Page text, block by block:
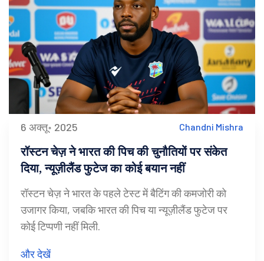
6 अक्तू॰ 2025 Chandni Mishra
रॉस्टन चेज़ ने भारत की पिच की चुनौतियों पर संकेत
दिया, न्यूज़ीलैंड फुटेज का कोई बयान नहीं
रॉस्टन चेज़ ने भारत के पहले टेस्ट में बैटिंग की कमजोरी को
उजागर किया, जबकि भारत की पिच या न्यूज़ीलैंड फुटेज पर
कोई टिप्पणी नहीं मिली.
और देखें